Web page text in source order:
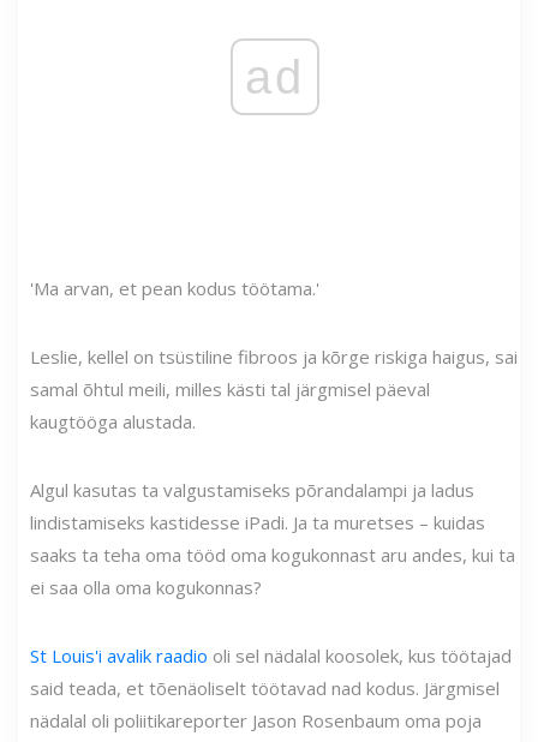
ad
'Ma arvan, et pean kodus töötama.'
Leslie, kellel on tsüstiline fibroos ja kõrge riskiga haigus, sai
samal õhtul meili, milles kästi tal järgmisel päeval
kaugtööga alustada.
Algul kasutas ta valgustamiseks põrandalampi ja ladus
lindistamiseks kastidesse iPadi. Ja ta muretses – kuidas
saaks ta teha oma tööd oma kogukonnast aru andes, kui ta
ei saa olla oma kogukonnas?
St Louis'i avalik raadio oli sel nädalal koosolek, kus töötajad
said teada, et tõenäoliselt töötavad nad kodus. Järgmisel
nädalal oli poliitikareporter Jason Rosenbaum oma poja